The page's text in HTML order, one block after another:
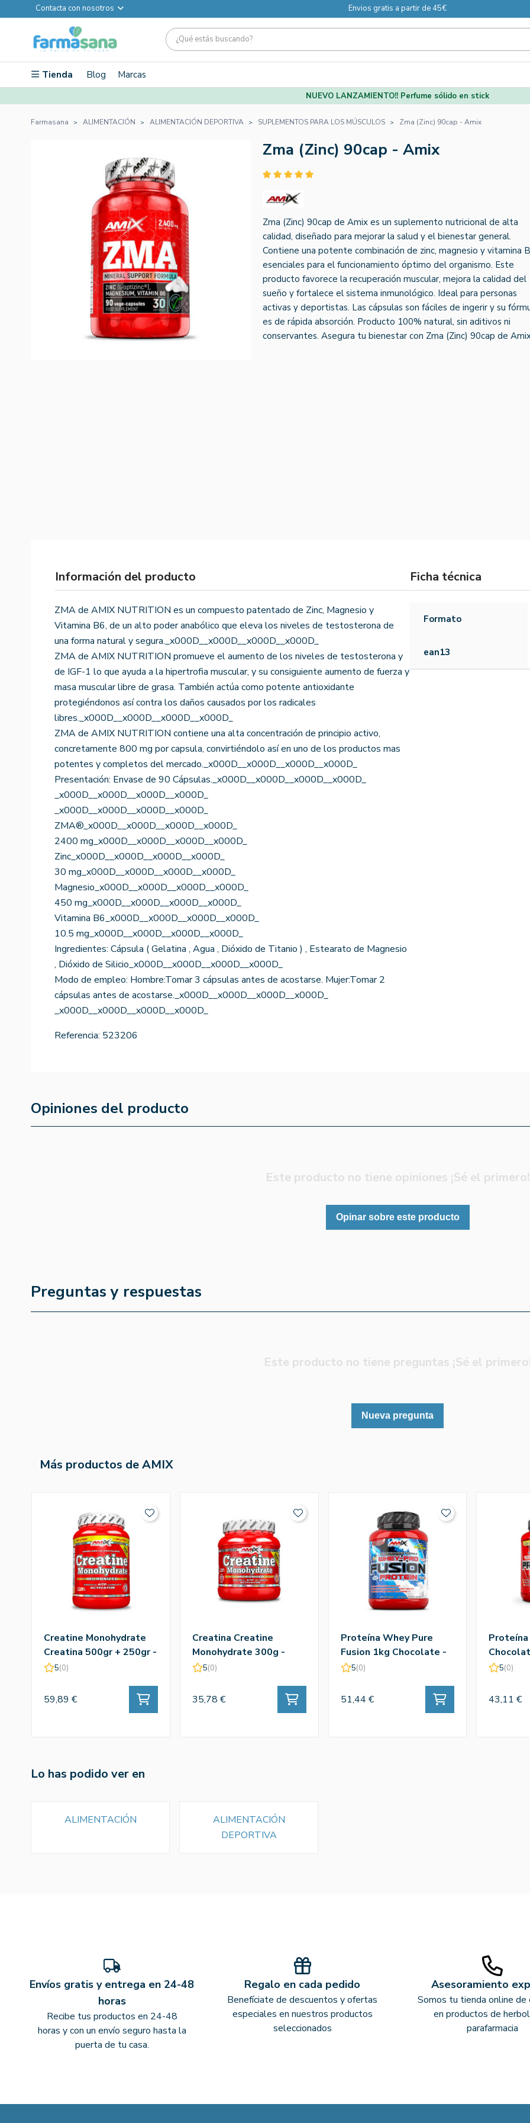
Contacta con nosotros Envios gratis a partir de 45€
Tienda Blog Marcas
NUEVO LANZAMIENTO!! Perfume sólido en stick
Farmasana ALIMENTACIÓN ALIMENTACIÓN DEPORTIVA SUPLEMENTOS PARA LOS MÚSCULOS Zma (Zinc) 90cap - Amix
Zma (Zinc) 90cap - Amix
Zma (Zinc) 90cap de Amix es un suplemento nutricional de alta
calidad, diseñado para mejorar la salud y el bienestar general.
Contiene una potente combinación de zinc, magnesio y vitamina
esenciales para el funcionamiento óptimo del organismo. Este
producto favorece la recuperación muscular, mejora la calidad del
sueño y fortalece el sistema inmunológico. Ideal para personas
activas y deportistas. Las cápsulas son fáciles de ingerir y su
es de rápida absorción. Producto 100% natural, sin aditivos ni
conservantes. Asegura tu bienestar con Zma (Zinc) 90cap de
Información del producto
ZMA de AMIX NUTRITION es un compuesto patentado de Zinc, Magnesio y
Vitamina B6, de un alto poder anabólico que eleva los niveles de testosterona de
una forma natural y segura._x000D__x000D__x000D__x000D_
ZMA de AMIX NUTRITION promueve el aumento de los niveles de testosterona y
de IGF-1 lo que ayuda a la hipertrofia muscular, y su consiguiente aumento de fuerza y
masa muscular libre de grasa. También actúa como potente antioxidante
protegiéndonos así contra los daños causados por los radicales
libres._x000D__x000D__x000D__x000D_
ZMA de AMIX NUTRITION contiene una alta concentración de principio activo,
concretamente 800 mg por capsula, convirtiéndolo así en uno de los productos mas
potentes y completos del mercado._x000D__x000D__x000D__x000D_
Presentación: Envase de 90 Cápsulas._x000D__x000D__x000D__x000D_
_x000D__x000D__x000D__x000D_
_x000D__x000D__x000D__x000D_
ZMA®_x000D__x000D__x000D__x000D_
2400 mg_x000D__x000D__x000D__x000D_
Zinc_x000D__x000D__x000D__x000D_
30 mg_x000D__x000D__x000D__x000D_
Magnesio_x000D__x000D__x000D__x000D_
450 mg_x000D__x000D__x000D__x000D_
Vitamina B6_x000D__x000D__x000D__x000D_
10.5 mg_x000D__x000D__x000D__x000D_
Ingredientes: Cápsula ( Gelatina , Agua , Dióxido de Titanio ) , Estearato de Magnesio
, Dióxido de Silicio_x000D__x000D__x000D__x000D_
Modo de empleo: Hombre:Tomar 3 cápsulas antes de acostarse. Mujer:Tomar 2
cápsulas antes de acostarse._x000D__x000D__x000D__x000D_
_x000D__x000D__x000D__x000D_
Referencia: 523206
Ficha técnica
Formato
ean13
Opiniones del producto
Este producto no tiene opiniones ¡Sé el primero!
Opinar sobre este producto
Preguntas y respuestas
Este producto no tiene preguntas ¡Sé el
Nueva pregunta
Más productos de AMIX
Creatine Monohydrate
Creatina 500gr + 250gr -
Amix
5(0)
59,89 €
Creatina Creatine
Monohydrate 300g -
Amix
5(0)
35,78 €
Proteína Whey Pure
Fusion 1kg Chocolate -
Amix
5(0)
51,44 €
5(0)
43,11 €
Lo has podido ver en
ALIMENTACIÓN
ALIMENTACIÓN
DEPORTIVA
Envíos gratis y entrega en 24-48
horas
Recibe tus productos en 24-48
horas y con un envío seguro hasta la
puerta de tu casa.
Regalo en cada pedido
Benefíciate de descuentos y ofertas
especiales en nuestros productos
seleccionados
Asesoramiento
Somos tu tienda online de
en productos de
parafarmacia